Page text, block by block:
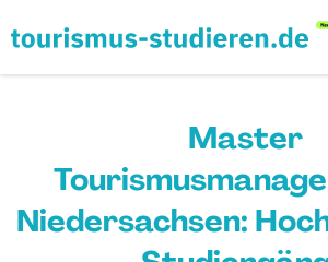
Master
Niedersachsen: